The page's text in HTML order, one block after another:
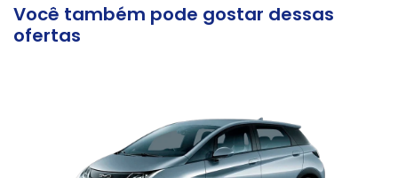
Você também pode gostar dessas
ofertas